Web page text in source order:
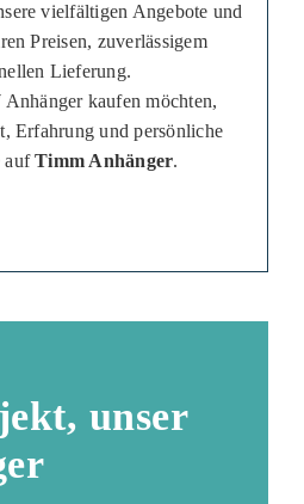
vielfältigen Angebote und
Preisen, zuverlässigem
Lieferung.
kaufen möchten,
Erfahrung und persönliche
aufTimm Anhänger.
unser